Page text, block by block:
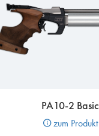
PA10-2 Basic
zum Produkt